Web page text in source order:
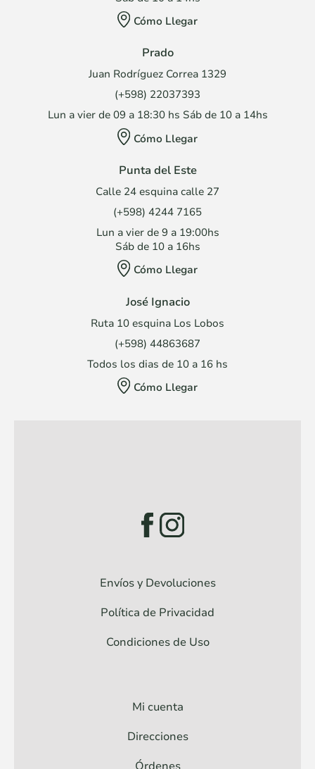
Cómo Llegar
Prado
Juan Rodríguez Correa 1329
(+598) 22037393
Lun a vier de 09 a 18:30 hs Sáb de 10 a 14hs
Cómo Llegar
Punta del Este
Calle 24 esquina calle 27
(+598) 4244 7165
Lun a vier de 9 a 19:00hs
Sáb de 10 a 16hs
Cómo Llegar
José Ignacio
Ruta 10 esquina Los Lobos
(+598) 44863687
Todos los dias de 10 a 16 hs
Cómo Llegar
Envíos y Devoluciones
Política de Privacidad
Condiciones de Uso
Mi cuenta
Direcciones